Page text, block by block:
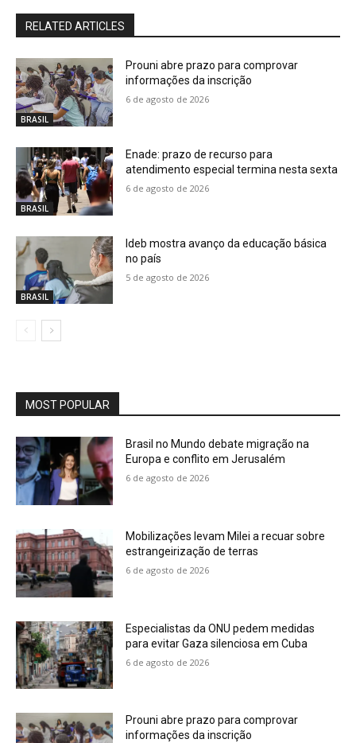
RELATED ARTICLES
BRASIL
Prouni abre prazo para comprovar
informações da inscrição
6 de agosto de 2026
BRASIL
Enade: prazo de recurso para
atendimento especial termina nesta sexta
6 de agosto de 2026
BRASIL
Ideb mostra avanço da educação básica
no país
5 de agosto de 2026
MOST POPULAR
Brasil no Mundo debate migração na
Europa e conflito em Jerusalém
6 de agosto de 2026
Mobilizações levam Milei a recuar sobre
estrangeirização de terras
6 de agosto de 2026
Especialistas da ONU pedem medidas
para evitar Gaza silenciosa em Cuba
6 de agosto de 2026
Prouni abre prazo para comprovar
informações da inscrição